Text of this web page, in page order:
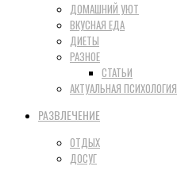
ДОМАШНИЙ УЮТ
ВКУСНАЯ ЕДА
ДИЕТЫ
РАЗНОЕ
СТАТЬИ
АКТУАЛЬНАЯ ПСИХОЛОГИЯ
РАЗВЛЕЧЕНИЕ
ОТДЫХ
ДОСУГ